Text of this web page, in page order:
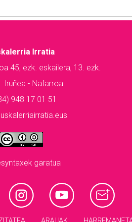
Irratia
45, ezk. eskailera, 13. ezk.
Iruñea - Nafarroa
948 17 01 51
garatua